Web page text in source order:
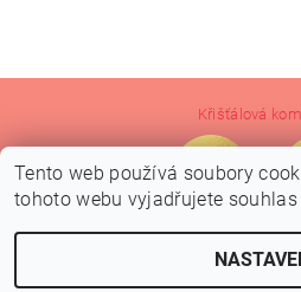
Křišťálová
Tento web používá soubory
tohoto webu vyjadřujete